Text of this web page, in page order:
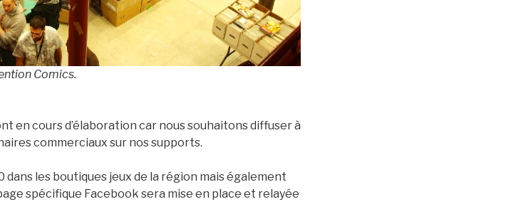
Comics.
en cours d’élaboration car nous souhaitons diffuser à
commerciaux sur nos supports.
les boutiques jeux de la région mais également
spécifique Facebook sera mise en place et relayée